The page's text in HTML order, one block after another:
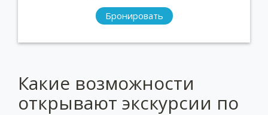
Бронировать
Какие возможности
открывают экскурсии по